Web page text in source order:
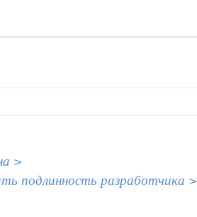
>
подлинность разработчика >